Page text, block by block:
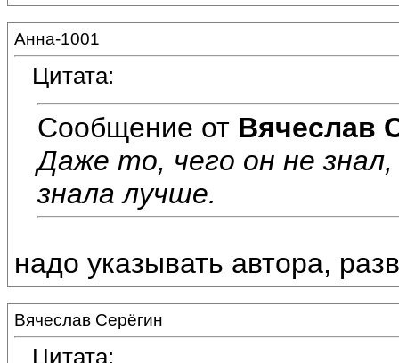
Анна-1001
Цитата:
Сообщение от Вячеслав
Даже то, чего он не
знала лучше.
надо указывать автора,
Вячеслав Серёгин
Цитата: